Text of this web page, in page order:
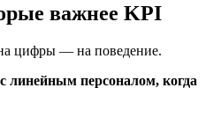
важнее KPI
цифры — на поведение.
линейным персоналом, когда